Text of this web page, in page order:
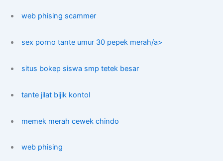
web phising scammer
sex porno tante umur 30 pepek merah/a>
situs bokep siswa smp tetek besar
tante jilat bijik kontol
memek merah cewek chindo
web phising